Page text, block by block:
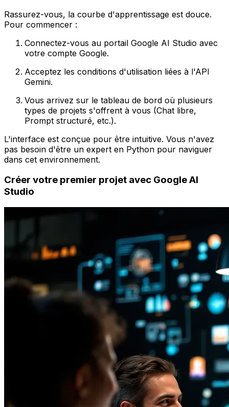
Rassurez-vous, la courbe d'apprentissage est douce.
Pour commencer :
Connectez-vous au portail Google AI Studio avec
votre compte Google.
Acceptez les conditions d'utilisation liées à l'API
Gemini.
Vous arrivez sur le tableau de bord où plusieurs
types de projets s'offrent à vous (Chat libre,
Prompt structuré, etc.).
L'interface est conçue pour être intuitive. Vous n'avez
pas besoin d'être un expert en Python pour naviguer
dans cet environnement.
Créer votre premier projet avec Google AI
Studio